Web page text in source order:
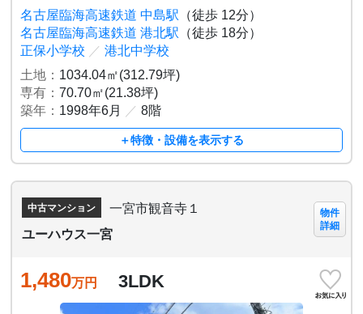
名古屋臨海高速鉄道 中島駅 （徒歩 12分）
名古屋臨海高速鉄道 港北駅 （徒歩 18分）
正保小学校 ／ 港北中学校
土地： 1034.04㎡(312.79坪)
専有：70.70㎡(21.38坪)
築年： 1998年6月 ／ 8階
＋特徴・設備を表示する
中古マンション
一宮市観音寺１
ユーハウス一宮
物件
詳細
1,480万円 3LDK